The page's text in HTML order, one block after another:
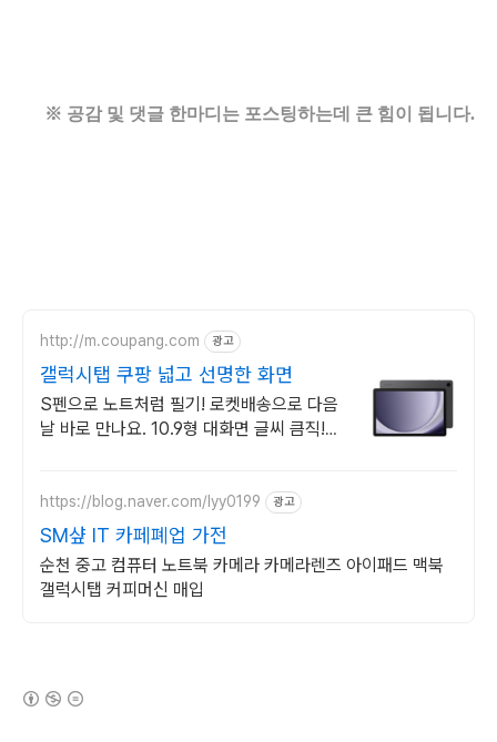
※ 공감 및 댓글 한마디는 포스팅하는데 큰 힘이 됩니다.
http://m.coupang.com 광고
갤럭시탭 쿠팡 넓고 선명한 화면
S펜으로 노트처럼 필기! 로켓배송으로 다음
날 바로 만나요. 10.9형 대화면 글씨 큼직!
https://blog.naver.com/lyy0199 광고
SM샾 IT 카페폐업 가전
순천 중고 컴퓨터 노트북 카메라 카메라렌즈 아이패드 맥북
갤럭시탭 커피머신 매입